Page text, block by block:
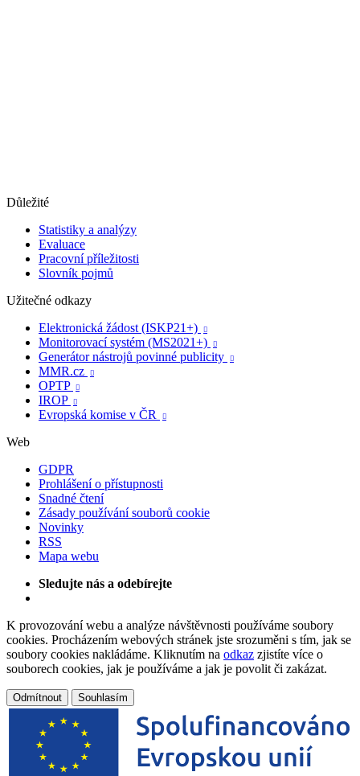
Důležité
Statistiky a analýzy
Evaluace
Pracovní příležitosti
Slovník pojmů
Užitečné odkazy
Elektronická žádost (ISKP21+)

Monitorovací systém (MS2021+) 
Generátor nástrojů povinné publicity 
MMR.cz 
OPTP 
IROP 
Evropská komise v ČR 
Web
GDPR
Prohlášení o přístupnosti
Snadné čtení
Zásady používání souborů cookie
Novinky
RSS
Mapa webu
Sledujte nás a odebírejte
K provozování webu a analýze návštěvnosti používáme soubory
cookies. Procházením webových stránek jste srozuměni s tím, jak se
soubory cookies nakládáme. Kliknutím na odkaz zjistíte více o
souborech cookies, jak je používáme a jak je povolit či zakázat.
Odmítnout Souhlasím